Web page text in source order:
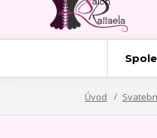
Úvod